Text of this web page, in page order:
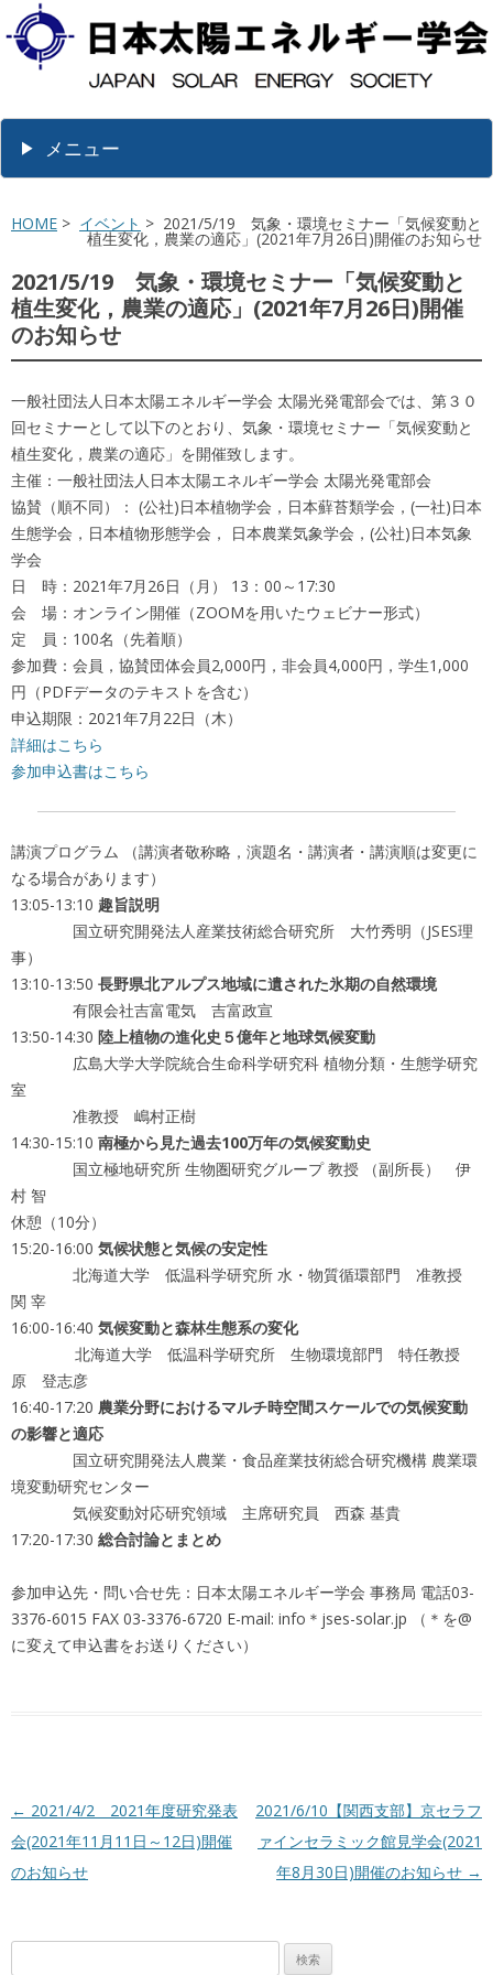
メニュー
HOME > イベント > 2021/5/19 気象・環境セミナー「気候変動と
植生変化，農業の適応」(2021年7月26日)開催のお知らせ
2021/5/19 気象・環境セミナー「気候変動と
植生変化，農業の適応」(2021年7月26日)開催
のお知らせ
一般社団法人日本太陽エネルギー学会 太陽光発電部会では、第３０
回セミナーとして以下のとおり、気象・環境セミナー「気候変動と
植生変化，農業の適応」を開催致します。
主催：一般社団法人日本太陽エネルギー学会 太陽光発電部会
協賛（順不同）： (公社)日本植物学会，日本蘚苔類学会，(一社)日本
生態学会，日本植物形態学会， 日本農業気象学会，(公社)日本気象
学会
日 時：2021年7月26日（月） 13：00～17:30
会 場：オンライン開催（ZOOMを用いたウェビナー形式）
定 員：100名（先着順）
参加費：会員，協賛団体会員2,000円，非会員4,000円，学生1,000
円（PDFデータのテキストを含む）
申込期限：2021年7月22日（木）
詳細はこちら
参加申込書はこちら
講演プログラム （講演者敬称略，演題名・講演者・講演順は変更に
なる場合があります）
13:05-13:10 趣旨説明
国立研究開発法人産業技術総合研究所 大竹秀明（JSES理
事）
13:10-13:50 長野県北アルプス地域に遺された氷期の自然環境
有限会社吉富電気 吉富政宣
13:50-14:30 陸上植物の進化史５億年と地球気候変動
広島大学大学院統合生命科学研究科 植物分類・生態学研究
室
准教授 嶋村正樹
14:30-15:10 南極から見た過去100万年の気候変動史
国立極地研究所 生物圏研究グループ 教授 （副所長） 伊
村 智
休憩（10分）
15:20-16:00 気候状態と気候の安定性
北海道大学 低温科学研究所 水・物質循環部門 准教授
関 宰
16:00-16:40 気候変動と森林生態系の変化
北海道大学 低温科学研究所 生物環境部門 特任教授
原 登志彦
16:40-17:20 農業分野におけるマルチ時空間スケールでの気候変動
の影響と適応
国立研究開発法人農業・食品産業技術総合研究機構 農業環
境変動研究センター
気候変動対応研究領域 主席研究員 西森 基貴
17:20-17:30 総合討論とまとめ
参加申込先・問い合せ先：日本太陽エネルギー学会 事務局 電話03-
3376-6015 FAX 03-3376-6720 E-mail: info＊jses-solar.jp （＊を@
に変えて申込書をお送りください）
投稿ナビゲーション
← 2021/4/2 2021年度研究発表
会(2021年11月11日～12日)開催
のお知らせ
2021/6/10【関西支部】京セラフ
ァインセラミック館見学会(2021
年8月30日)開催のお知らせ →